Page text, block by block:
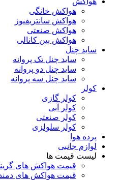
هواکش خانگی
هواکش سانتریفیوژ
هواکش صنعتی
هواکش بین کانالی
ساید چنل
ساید چنل تک پروانه
ساید چنل دو پروانه
ساید چنل سه پروانه
کولر
کولر گازی
کولر آبی
کولر صنعتی
کولر سلولزی
پرده هوا
لوازم جانبی
لیست قیمت ها
قیمت هواکش های
قیمت هواکش های